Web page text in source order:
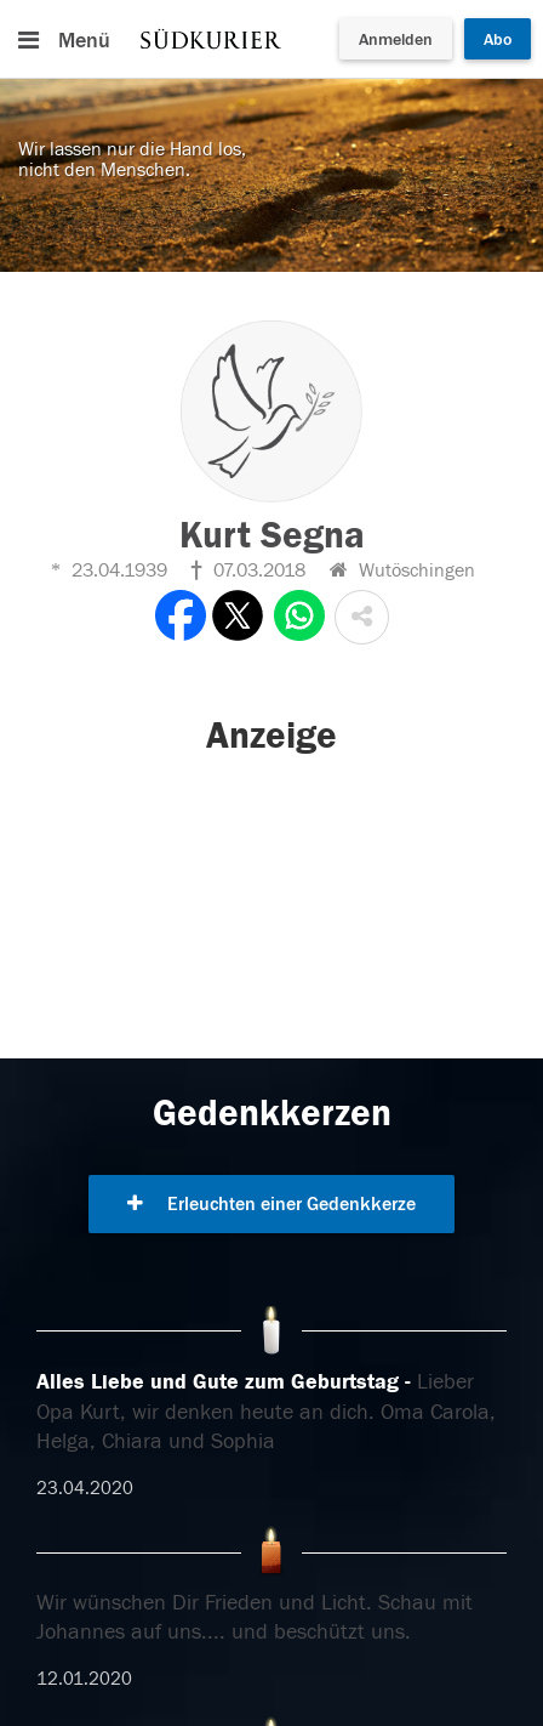
Menü Anmelden Abo
Wir lassen nur die Hand los,
nicht den Menschen.
Kurt Segna
23.04.1939 07.03.2018 Wutöschingen
Anzeige
Gedenkkerzen
Erleuchten einer Gedenkkerze
Alles Liebe und Gute zum Geburtstag
Lieber
Opa Kurt, wir denken heute an dich. Oma Carola,
Helga, Chiara und Sophia
23.04.2020
Wir wünschen Dir Frieden und Licht. Schau mit
Johannes auf uns.... und beschützt uns.
12.01.2020